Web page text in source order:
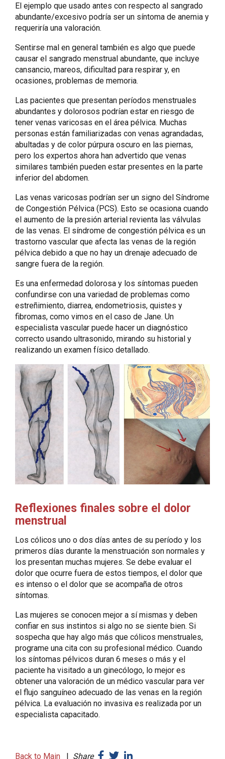
El ejemplo que usado antes con respecto al sangrado
abundante/excesivo podría ser un síntoma de anemia y
requeriría una valoración.
Sentirse mal en general también es algo que puede
causar el sangrado menstrual abundante, que incluye
cansancio, mareos, dificultad para respirar y, en
ocasiones, problemas de memoria.
Las pacientes que presentan períodos menstruales
abundantes y dolorosos podrían estar en riesgo de
tener venas varicosas en el área pélvica. Muchas
personas están familiarizadas con venas agrandadas,
abultadas y de color púrpura oscuro en las piernas,
pero los expertos ahora han advertido que venas
similares también pueden estar presentes en la parte
inferior del abdomen.
Las venas varicosas podrían ser un signo del Síndrome
de Congestión Pélvica (PCS). Esto se ocasiona cuando
el aumento de la presión arterial revienta las válvulas
de las venas. El síndrome de congestión pélvica es un
trastorno vascular que afecta las venas de la región
pélvica debido a que no hay un drenaje adecuado de
sangre fuera de la región.
Es una enfermedad dolorosa y los síntomas pueden
confundirse con una variedad de problemas como
estreñimiento, diarrea, endometriosis, quistes y
fibromas, como vimos en el caso de Jane. Un
especialista vascular puede hacer un diagnóstico
correcto usando ultrasonido, mirando su historial y
realizando un examen físico detallado.
Reflexiones finales sobre el dolor
menstrual
Los cólicos uno o dos días antes de su período y los
primeros días durante la menstruación son normales y
los presentan muchas mujeres. Se debe evaluar el
dolor que ocurre fuera de estos tiempos, el dolor que
es intenso o el dolor que se acompaña de otros
síntomas.
Las mujeres se conocen mejor a sí mismas y deben
confiar en sus instintos si algo no se siente bien. Si
sospecha que hay algo más que cólicos menstruales,
programe una cita con su profesional médico. Cuando
los síntomas pélvicos duran 6 meses o más y el
paciente ha visitado a un ginecólogo, lo mejor es
obtener una valoración de un médico vascular para ver
el flujo sanguíneo adecuado de las venas en la región
pélvica. La evaluación no invasiva es realizada por un
especialista capacitado.
Back to Main Share